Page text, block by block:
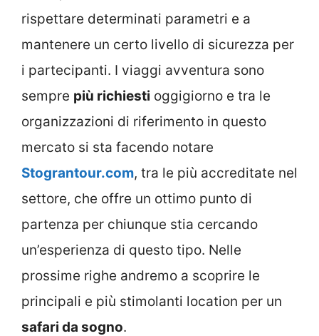
rispettare determinati parametri e a
mantenere un certo livello di sicurezza per
i partecipanti. I viaggi avventura sono
sempre più richiesti oggigiorno e tra le
organizzazioni di riferimento in questo
mercato si sta facendo notare
Stograntour.com, tra le più accreditate nel
settore, che offre un ottimo punto di
partenza per chiunque stia cercando
un’esperienza di questo tipo. Nelle
prossime righe andremo a scoprire le
principali e più stimolanti location per un
safari da sogno.